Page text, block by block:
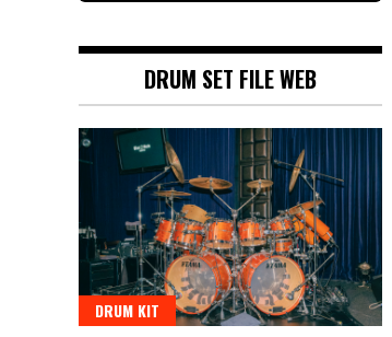
DRUM SET FILE WEB
DRUM KIT